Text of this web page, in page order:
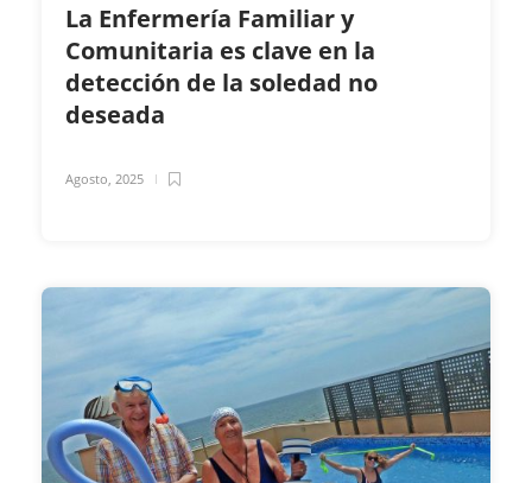
La Enfermería Familiar y
Comunitaria es clave en la
detección de la soledad no
deseada
Agosto, 2025